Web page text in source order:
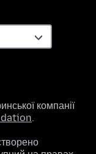
компанії
.